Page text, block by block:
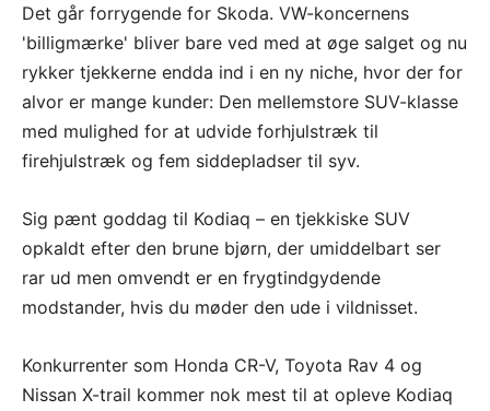
Det går forrygende for Skoda. VW-koncernens
'billigmærke' bliver bare ved med at øge salget og nu
rykker tjekkerne endda ind i en ny niche, hvor der for
alvor er mange kunder: Den mellemstore SUV-klasse
med mulighed for at udvide forhjulstræk til
firehjulstræk og fem siddepladser til syv.
Sig pænt goddag til Kodiaq – en tjekkiske SUV
opkaldt efter den brune bjørn, der umiddelbart ser
rar ud men omvendt er en frygtindgydende
modstander, hvis du møder den ude i vildnisset.
Konkurrenter som Honda CR-V, Toyota Rav 4 og
Nissan X-trail kommer nok mest til at opleve Kodiaq